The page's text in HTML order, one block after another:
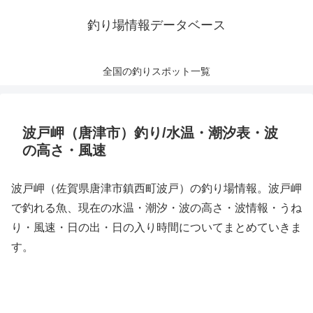
釣り場情報データベース
全国の釣りスポット一覧
波戸岬（唐津市）釣り/水温・潮汐表・波
の高さ・風速
波戸岬（佐賀県唐津市鎮西町波戸）の釣り場情報。波戸岬
で釣れる魚、現在の水温・潮汐・波の高さ・波情報・うね
り・風速・日の出・日の入り時間についてまとめていきま
す。